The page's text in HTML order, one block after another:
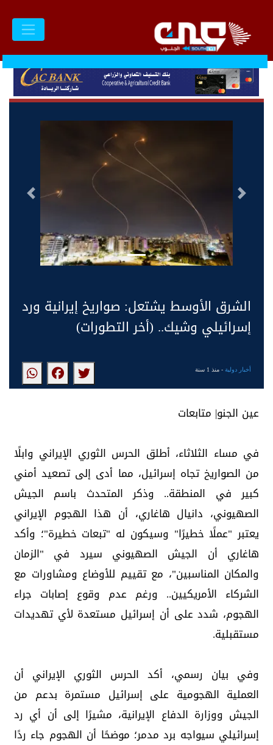
التالى السابق
الشرق الأوسط يشتعل: صواريخ إيرانية ورد
إسرائيلي وشيك.. (أخر التطورات)
أخبار دولية- منذ 1 سنة
عين الجنو| متابعات
في مساء الثلاثاء، أطلق الحرس الثوري الإيراني وابلًا
من الصواريخ تجاه إسرائيل، مما أدى إلى تصعيد أمني
كبير في المنطقة.. وذكر المتحدث باسم الجيش
الصهيوني، دانيال هاغاري، أن هذا الهجوم الإيراني
يعتبر "عملًا خطيرًا" وسيكون له "تبعات خطيرة"؛ وأكد
هاغاري أن الجيش الصهيوني سيرد في "الزمان
والمكان المناسبين"، مع تقييم للأوضاع ومشاورات مع
الشركاء الأمريكيين.. ورغم عدم وقوع إصابات جراء
الهجوم، شدد على أن إسرائيل مستعدة لأي تهديدات
مستقبلية.
وفي بيان رسمي، أكد الحرس الثوري الإيراني أن
العملية الهجومية على إسرائيل مستمرة بدعم من
الجيش ووزارة الدفاع الإيرانية، مشيرًا إلى أن أي رد
إسرائيلي سيواجه برد مدمر؛ موضحًا أن الهجوم جاء ردًا